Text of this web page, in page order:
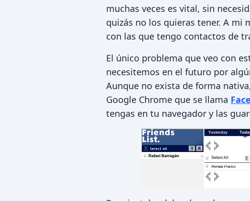
muchas veces es vital, sin
quizás no los quieras tener. A mi
con las que tengo contactos de
El único problema que veo con
necesitemos en el futuro por
Aunque no exista de forma
Google Chrome que se llama
tengas en tu navegador y las